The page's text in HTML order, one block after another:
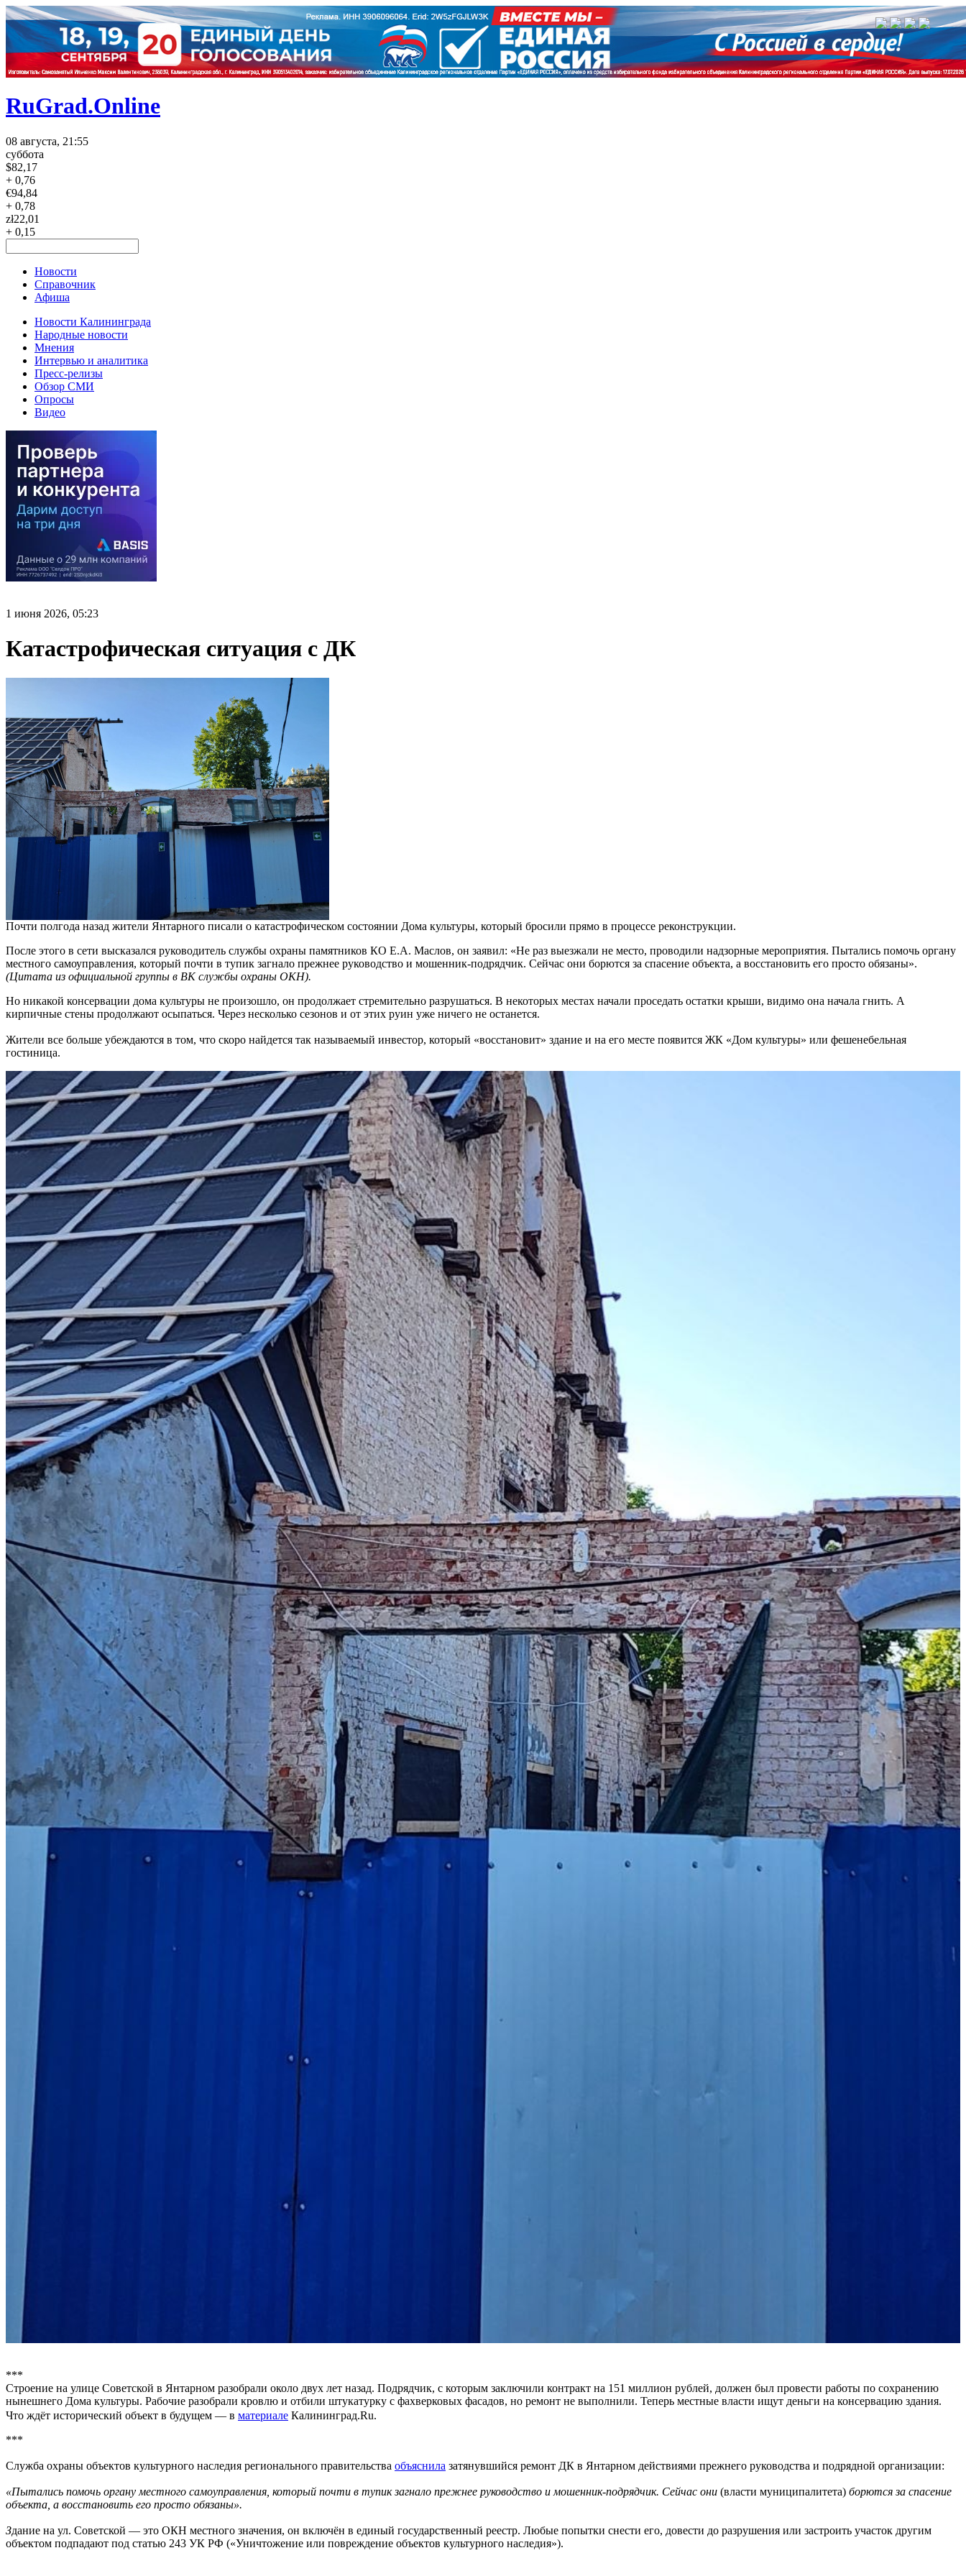
RuGrad.Online
08 августа, 21:55
суббота
$82,17
+ 0,76
€94,84
+ 0,78
zł22,01
+ 0,15
Новости
Справочник
Афиша
Новости Калининграда
Народные новости
Мнения
Интервью и аналитика
Пресс-релизы
Обзор СМИ
Опросы
Видео
1 июня 2026, 05:23
Катастрофическая ситуация с ДК
Почти полгода назад жители Янтарного писали о катастрофическом состоянии Дома культуры, который бросили прямо в процессе реконструкции.
После этого в сети высказался руководитель службы охраны памятников КО Е.А. Маслов, он заявил: «Не раз выезжали не место, проводили надзорные мероприятия. Пытались помочь органу
местного самоуправления, который почти в тупик загнало прежнее руководство и мошенник-подрядчик. Сейчас они борются за спасение объекта, а восстановить его просто обязаны».
(Цитата из официальной группы в ВК службы охраны ОКН).
Но никакой консервации дома культуры не произошло, он продолжает стремительно разрушаться. В некоторых местах начали проседать остатки крыши, видимо она начала гнить. А
кирпичные стены продолжают осыпаться. Через несколько сезонов и от этих руин уже ничего не останется.
Жители все больше убеждаются в том, что скоро найдется так называемый инвестор, который «восстановит» здание и на его месте появится ЖК «Дом культуры» или фешенебельная
гостиница.
***
Строение на улице Советской в Янтарном разобрали около двух лет назад. Подрядчик, с которым заключили контракт на 151 миллион рублей, должен был провести работы по сохранению
нынешнего Дома культуры. Рабочие разобрали кровлю и отбили штукатурку с фахверковых фасадов, но ремонт не выполнили. Теперь местные власти ищут деньги на консервацию здания.
Что ждёт исторический объект в будущем — в материале Калининград.Ru.
***
Служба охраны объектов культурного наследия регионального правительства объяснила затянувшийся ремонт ДК в Янтарном действиями прежнего руководства и подрядной организации:
«Пытались помочь органу местного самоуправления, который почти в тупик загнало прежнее руководство и мошенник-подрядчик. Сейчас они (власти муниципалитета) борются за спасение
объекта, а восстановить его просто обязаны».
Здание на ул. Советской — это ОКН местного значения, он включён в единый государственный реестр. Любые попытки снести его, довести до разрушения или застроить участок другим
объектом подпадают под статью 243 УК РФ («Уничтожение или повреждение объектов культурного наследия»).